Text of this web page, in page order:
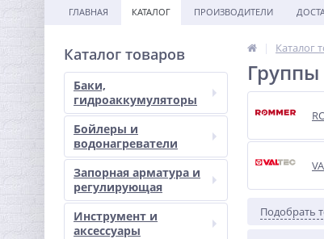
ГЛАВНАЯ КАТАЛОГ ПРОИЗВОДИТЕЛИ
Каталог товаров
Баки,
гидроаккумуляторы
Бойлеры и
водонагреватели
Запорная арматура и
регулирующая
Инструмент и
аксессуары
Каталог
Группы
Подобрать